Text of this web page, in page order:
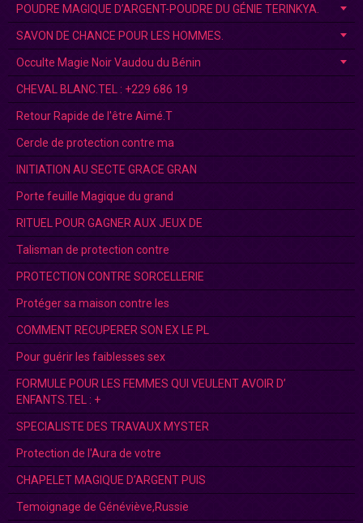
POUDRE MAGIQUE D’ARGENT-POUDRE DU GÉNIE TERINKYA.
SAVON DE CHANCE POUR LES HOMMES.
Occulte Magie Noir Vaudou du Bénin
CHEVAL BLANC.TEL : +229 686 19
Retour Rapide de l'être Aimé.T
Cercle de protection contre ma
INITIATION AU SECTE GRACE GRAN
Porte feuille Magique du grand
RITUEL POUR GAGNER AUX JEUX DE
Talisman de protection contre
PROTECTION CONTRE SORCELLERIE
Protéger sa maison contre les
COMMENT RECUPERER SON EX LE PL
Pour guérir les faiblesses sex
FORMULE POUR LES FEMMES QUI VEULENT AVOIR D’
ENFANTS.TEL : +
SPECIALISTE DES TRAVAUX MYSTER
Protection de l'Aura de votre
CHAPELET MAGIQUE D’ARGENT PUIS
Temoignage de Généviève,Russie